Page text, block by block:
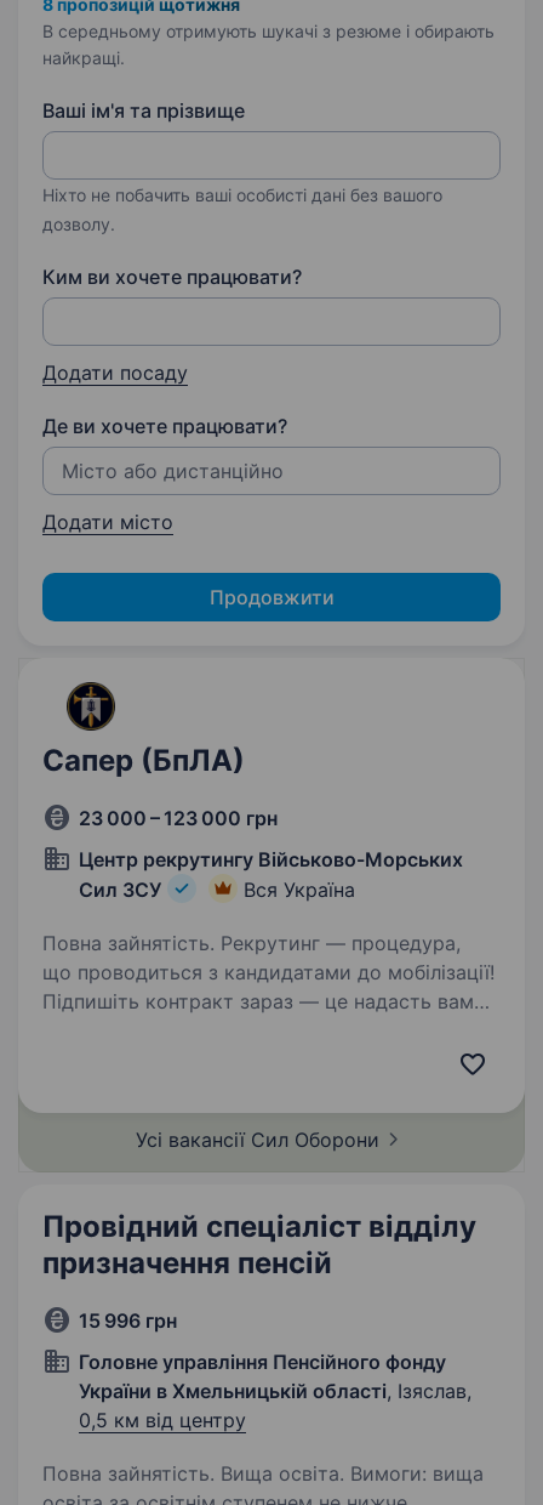
8 пропозицій щотижня
В середньому отримують шукачі з резюме і обирають
найкращі.
Ваші ім'я та прізвище
Ніхто не побачить ваші особисті дані без вашого
дозволу.
Ким ви хочете працювати?
Додати посаду
Де ви хочете працювати?
Додати місто
Продовжити
Сапер (БпЛА)
23 000 – 123 000 грн
Центр рекрутингу Військово-Морських
Сил ЗСУ
Вся Україна
Повна зайнятість. Рекрутинг — процедура,
що проводиться з кандидатами до мобілізації!
Підпишіть контракт зараз — це надасть вам
Усі вакансії Сил Оборони
Провідний спеціаліст відділу
призначення пенсій
15 996 грн
Головне управління Пенсійного фонду
України в Хмельницькій області, Ізяслав,
0,5 км від центру
Повна зайнятість. Вища освіта. Вимоги: вища